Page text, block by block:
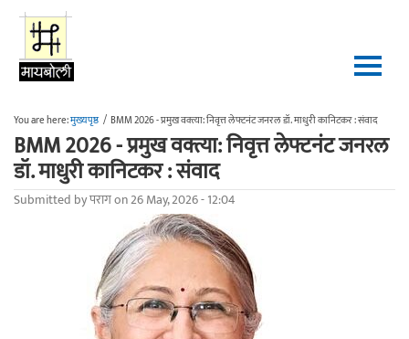
Skip to main content
You are here:मुख्यपृष्ठ / BMM 2026 - प्रमुख वक्त्या: निवृत्त लेफ्टनंट जनरल डॉ. माधुरी कानिटकर : संवाद
BMM 2026 - प्रमुख वक्त्या: निवृत्त लेफ्टनंट जनरल
डॉ. माधुरी कानिटकर : संवाद
Submitted byपरागon 26 May, 2026 - 12:04